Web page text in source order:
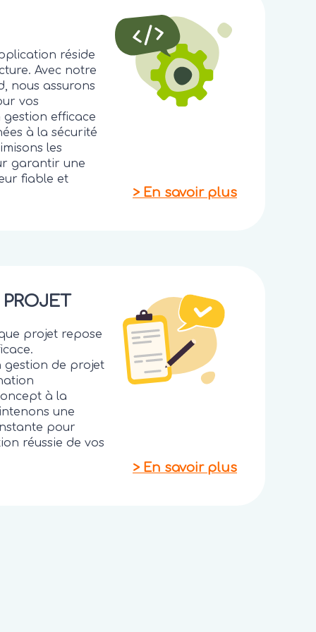
réside
Avec notre
nous assurons
vos
efficace
à la sécurité
les
garantir une
fiable et
> En savoir plus
projet repose
gestion de projet
à la
une
pour
réussie de vos
> En savoir plus